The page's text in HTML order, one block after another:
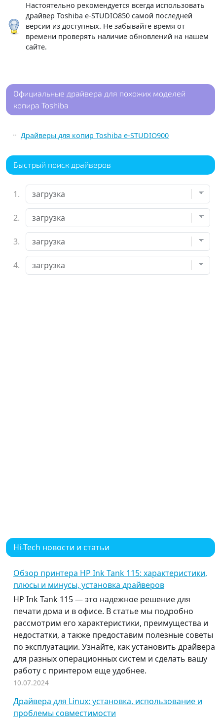
Настоятельно рекомендуется всегда использовать
драйвер Toshiba e-STUDIO850 самой последней
версии из доступных. Не забывайте время от
времени проверять наличие обновлений на нашем
сайте.
Официальные драйвера для похожих моделей
копира Toshiba
Драйверы для копир Toshiba e-STUDIO900
Быстрый поиск драйверов
1.
2.
3.
4.
Hi-Tech новости и статьи
Обзор принтера HP Ink Tank 115: характеристики,
плюсы и минусы, установка драйверов
HP Ink Tank 115 — это надежное решение для
печати дома и в офисе. В статье мы подробно
рассмотрим его характеристики, преимущества и
недостатки, а также предоставим полезные советы
по эксплуатации. Узнайте, как установить драйвера
для разных операционных систем и сделать вашу
работу с принтером еще удобнее.
10.07.2024
Драйвера для Linux: установка, использование и
проблемы совместимости